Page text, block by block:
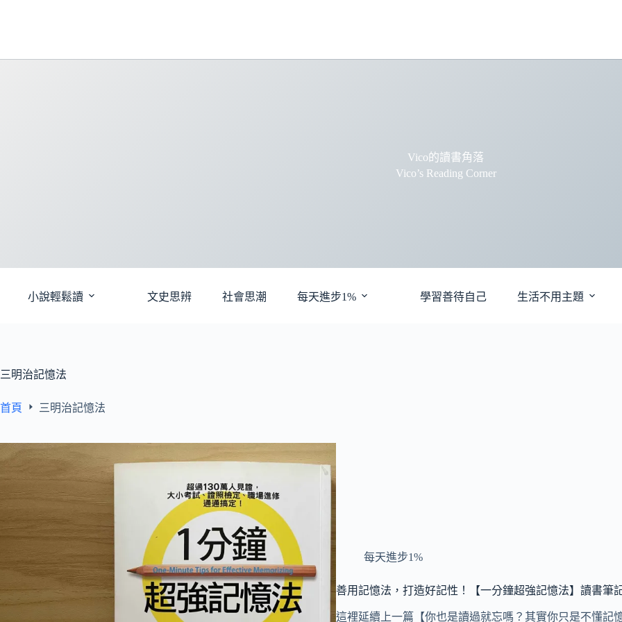
要
Vico的讀書角落
Vico’s Reading Corner
小說輕鬆讀 文史思辨 社會思潮 每天進步1% 學習善待自己 生活不用主題
三明治記憶法
首頁 三明治記憶法
每天進步1%
善用記憶法，打造好記性！【一分鐘超強記憶法】讀書筆
這裡延續上一篇【你也是讀過就忘嗎？其實你只是不懂記